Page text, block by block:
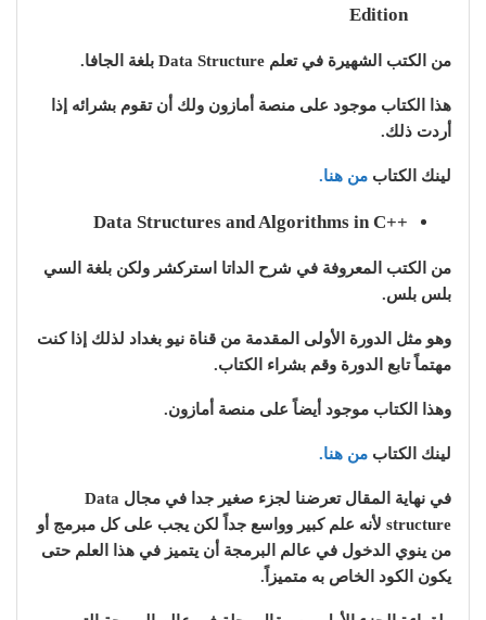
Edition
من الكتب الشهيرة في تعلم Data Structure بلغة الجافا.
هذا الكتاب موجود على منصة أمازون ولك أن تقوم بشرائه إذا
أردت ذلك.
لينك الكتاب من هنا.
++Data Structures and Algorithms in C
من الكتب المعروفة في شرح الداتا استركشر ولكن بلغة السي
بلس بلس.
وهو مثل الدورة الأولى المقدمة من قناة نيو بغداد لذلك إذا كنت
مهتماً تابع الدورة وقم بشراء الكتاب.
وهذا الكتاب موجود أيضاً على منصة أمازون.
لينك الكتاب من هنا.
في نهاية المقال تعرضنا لجزء صغير جدا في مجال Data
structure لأنه علم كبير وواسع جداً لكن يجب على كل مبرمج أو
من ينوي الدخول في عالم البرمجة أن يتميز في هذا العلم حتى
يكون الكود الخاص به متميزاً.